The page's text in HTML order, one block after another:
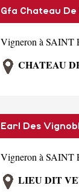
Gfa Chateau
Vigneron à
CHATEAU
Earl Des
Vigneron à
LIEU DIT